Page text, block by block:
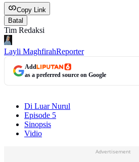
Copy Link
Batal
Tim Redaksi
Layli MaghfirahReporter
Add
as a preferred source on Google
Di Luar Nurul
Episode 5
Sinopsis
Vidio
Advertisement